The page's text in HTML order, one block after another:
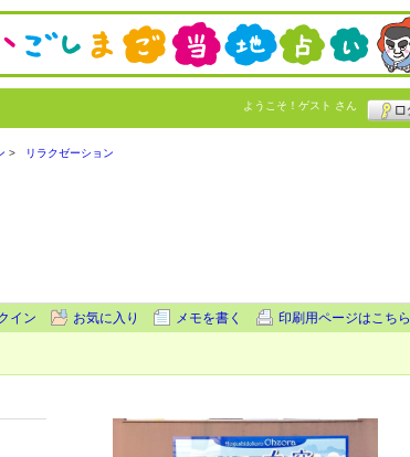
ようこそ！ ゲスト さん
リラクゼーション
イン お気に入り メモを書く 印刷用ページはこちら